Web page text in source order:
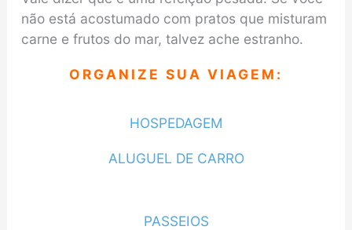
não está acostumado com pratos que misturam
carne e frutos do mar, talvez ache estranho.
ORGANIZE SUA VIAGEM:
HOSPEDAGEM
ALUGUEL DE CARRO
PASSEIOS